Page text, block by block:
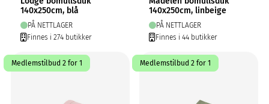
140x250cm, blå
PÅ NETTLAGER
Finnes i 274 butikker
140x250cm, linbeige
PÅ NETTLAGER
Finnes i 44 butikker
Medlemstilbud 2 for 1 Medlemstilbud 2 for 1